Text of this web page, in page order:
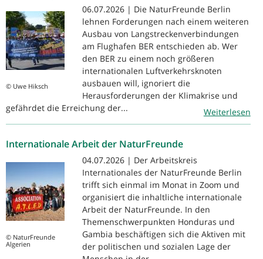
© Uwe Hiksch
06.07.2026 | Die NaturFreunde Berlin
lehnen Forderungen nach einem weiteren
Ausbau von Langstreckenverbindungen
am Flughafen BER entschieden ab. Wer
den BER zu einem noch größeren
internationalen Luftverkehrsknoten
ausbauen will, ignoriert die
Herausforderungen der Klimakrise und
gefährdet die Erreichung der...
Weiterlesen
Internationale Arbeit der NaturFreunde
© NaturFreunde
Algerien
04.07.2026 | Der Arbeitskreis
Internationales der NaturFreunde Berlin
trifft sich einmal im Monat in Zoom und
organisiert die inhaltliche internationale
Arbeit der NaturFreunde. In den
Themenschwerpunkten Honduras und
Gambia beschäftigen sich die Aktiven mit
der politischen und sozialen Lage der